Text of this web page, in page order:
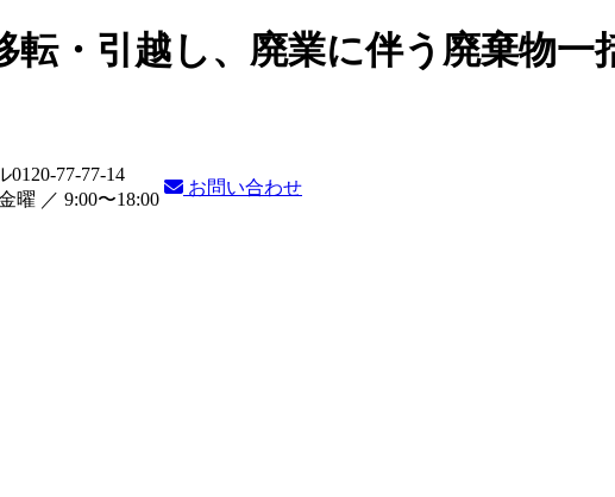
転・引越し、廃業に伴う廃棄物一
0120-77-77-14
曜 ／ 9:00〜18:00
お問い合わせ